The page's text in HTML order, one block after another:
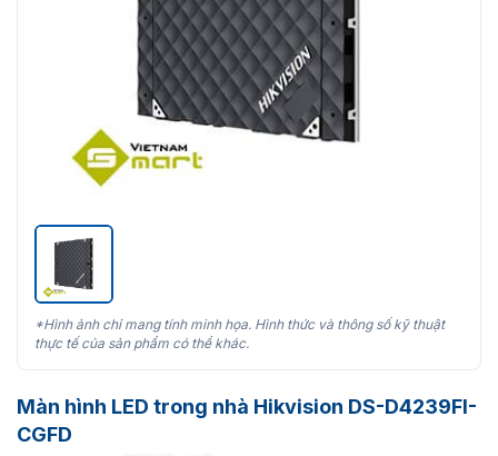
*Hình ảnh chỉ mang tính minh họa. Hình thức và thông số kỹ thuật
thực tế của sản phẩm có thể khác.
Màn hình LED trong nhà Hikvision DS-D4239FI-
CGFD